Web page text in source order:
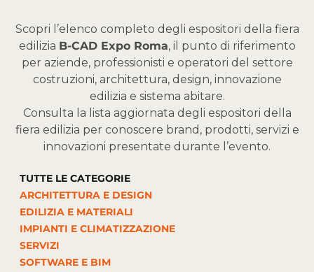
Scopri l’elenco completo degli espositori della fiera
edilizia B-CAD Expo Roma, il punto di riferimento
per aziende, professionisti e operatori del settore
costruzioni, architettura, design, innovazione
edilizia e sistema abitare.
Consulta la lista aggiornata degli espositori della
fiera edilizia per conoscere brand, prodotti, servizi e
innovazioni presentate durante l’evento.
TUTTE LE CATEGORIE
ARCHITETTURA E DESIGN
EDILIZIA E MATERIALI
IMPIANTI E CLIMATIZZAZIONE
SERVIZI
SOFTWARE E BIM